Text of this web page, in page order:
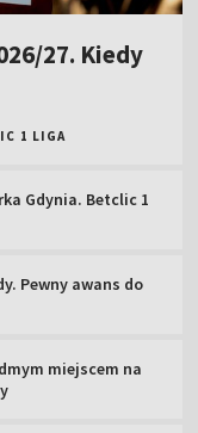
27. Kiedy
1 LIGA
Gdynia. Betclic 1
Pewny awans do
miejscem na